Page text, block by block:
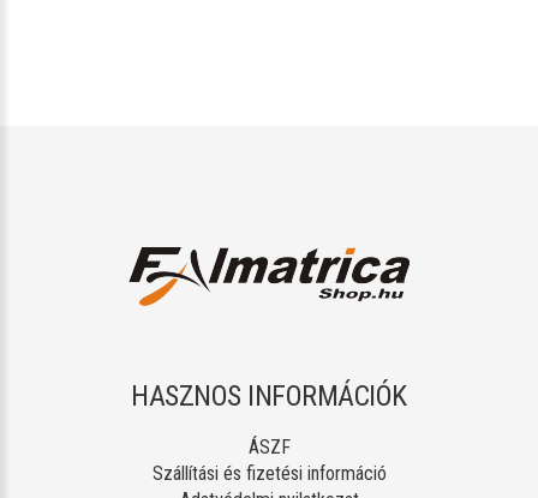
HASZNOS INFORMÁCIÓK
ÁSZF
Szállítási és fizetési információ